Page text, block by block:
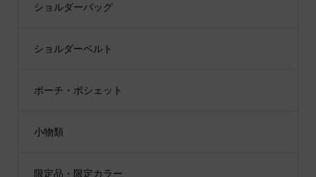
ショルダーバッグ
ショルダーベルト
ポーチ・ポシェット
小物類
限定品・限定カラー